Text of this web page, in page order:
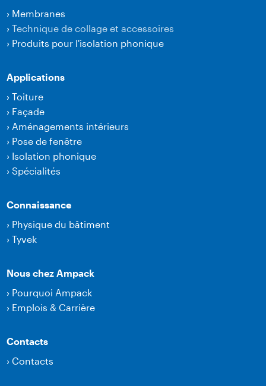
› Membranes
›Technique de collage et accessoires
› Produits pour l'isolation phonique
Applications
›Toiture
› Façade
› Aménagements intérieurs
› Pose de fenêtre
› Isolation phonique
›Spécialités
Connaissance
› Physique du bâtiment
›Tyvek
Nous chez Ampack
› Pourquoi Ampack
› Emplois & Carrière
Contacts
›Contacts